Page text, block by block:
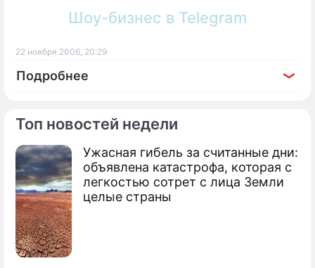
Топ новостей недели
Ужасная гибель за считанные дни:
объявлена катастрофа, которая с
легкостью сотрет с лица Земли
целые страны
Шоу-бизнес в Telegram
22 ноября 2006, 20:29
Подробнее
По теме
Варум отказывается спать с мужем
Врачи спасают отца Варум
Агутин и Варум ждут пополнения